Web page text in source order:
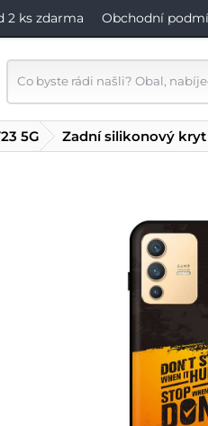
2 ks zdarma Obchodní
5G Zadní silikonový kryt